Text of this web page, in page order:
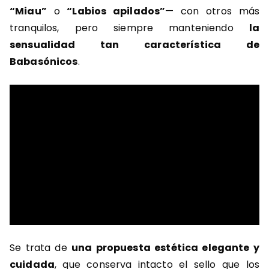
“Miau” o“Labios apilados”— con otros más
tranquilos, pero siempre manteniendo la
sensualidad tan característica de
Babasónicos.
Se trata de una propuesta estética elegante y
cuidada, que conserva intacto el sello que los